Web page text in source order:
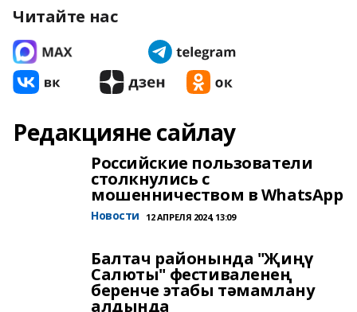
Читайте нас
Редакцияне сайлау
Российские пользователи
столкнулись с
мошенничеством в WhatsApp
Новости 12 АПРЕЛЯ 2024, 13:09
Балтач районында "Җиңү
Салюты" фестиваленең
беренче этабы тәмамлану
алдында